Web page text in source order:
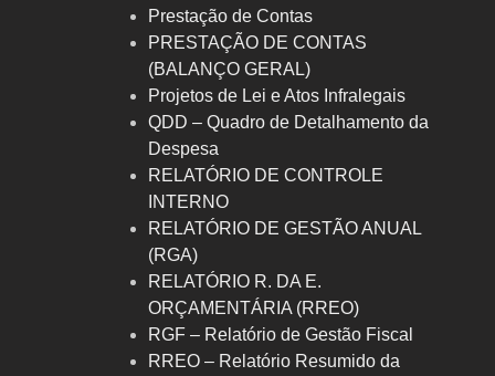
Prestação de Contas
PRESTAÇÃO DE CONTAS
(BALANÇO GERAL)
Projetos de Lei e Atos Infralegais
QDD – Quadro de Detalhamento da
Despesa
RELATÓRIO DE CONTROLE
INTERNO
RELATÓRIO DE GESTÃO ANUAL
(RGA)
RELATÓRIO R. DA E.
ORÇAMENTÁRIA (RREO)
RGF – Relatório de Gestão Fiscal
RREO – Relatório Resumido da